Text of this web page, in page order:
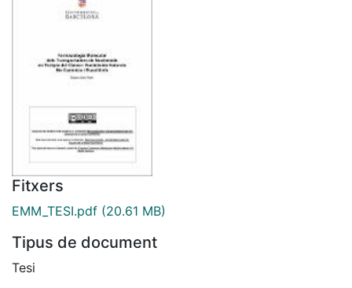
Fitxers
EMM_TESI.pdf (20.61 MB)
Tipus de document
Tesi